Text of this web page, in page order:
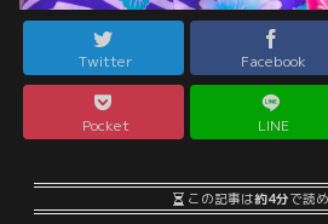
Twitter Facebook
Pocket LINE
この記事は約4分で読